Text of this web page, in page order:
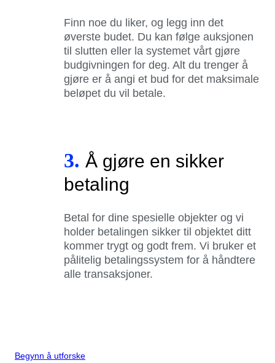
Finn noe du liker, og legg inn det
øverste budet. Du kan følge auksjonen
til slutten eller la systemet vårt gjøre
budgivningen for deg. Alt du trenger å
gjøre er å angi et bud for det maksimale
beløpet du vil betale.
3. Å gjøre en sikker
betaling
Betal for dine spesielle objekter og vi
holder betalingen sikker til objektet ditt
kommer trygt og godt frem. Vi bruker et
pålitelig betalingssystem for å håndtere
alle transaksjoner.
Begynn å utforske